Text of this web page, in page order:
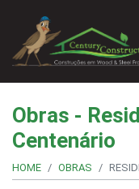
Obras -
Centenário
HOME OBRAS